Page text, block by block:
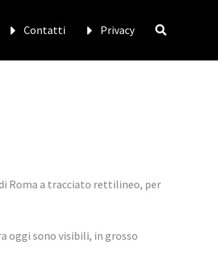
Contatti Privacy
Roma a tracciato rettilineo, per
oggi sono visibili, in grosso